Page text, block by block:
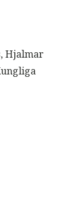
,Hjalmar